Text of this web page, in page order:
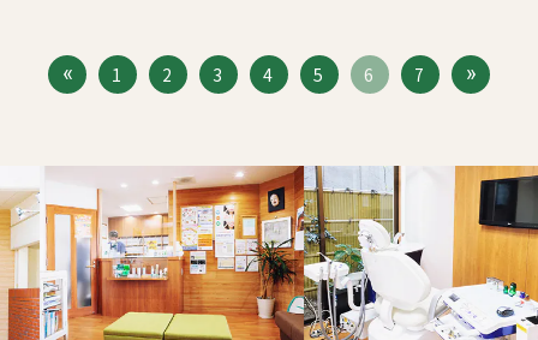
1 2 3 4 5 6 7
Previous Next